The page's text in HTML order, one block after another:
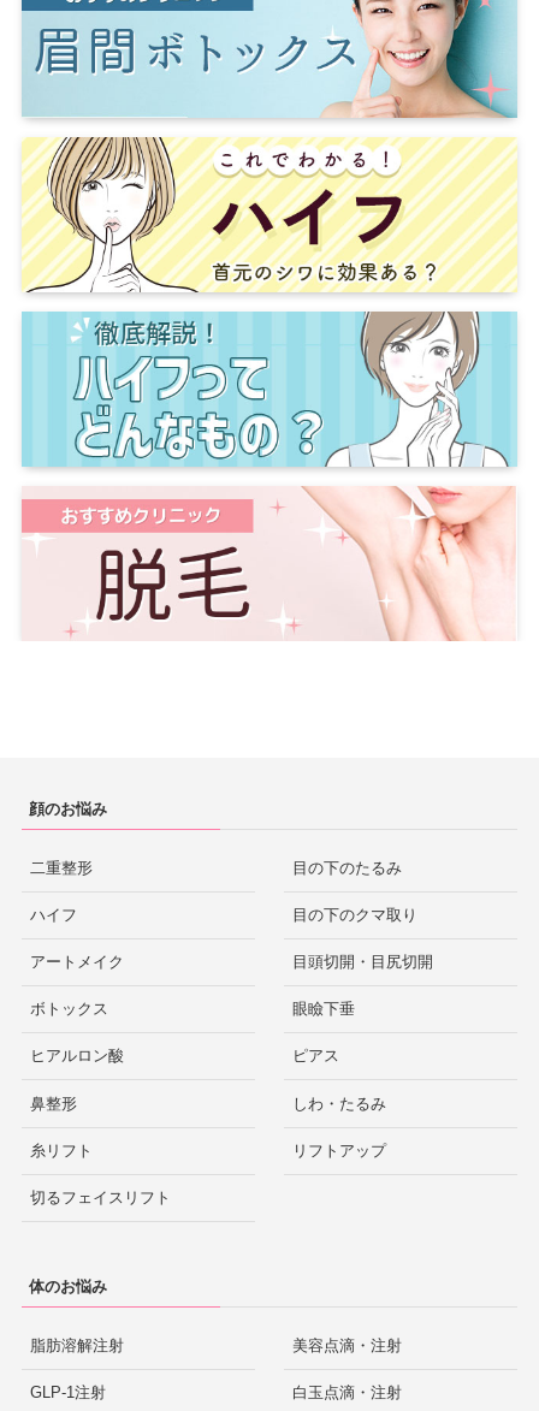
顔のお悩み
二重整形
ハイフ
アートメイク
ボトックス
ヒアルロン酸
鼻整形
糸リフト
切るフェイスリフト
目の下のたるみ
目の下のクマ取り
目頭切開・目尻切開
眼瞼下垂
ピアス
しわ・たるみ
リフトアップ
体のお悩み
脂肪溶解注射
GLP-1注射
美容点滴・注射
白玉点滴・注射